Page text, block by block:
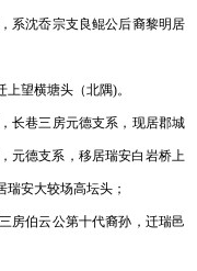
系沈岙宗支良鲲公后裔黎明居
望横塘头（北隅)。
长巷三房元德支系，现居郡城
元德支系，移居瑞安白岩桥上
安大较场高坛头；
房伯云公第十代裔孙，迁瑞邑